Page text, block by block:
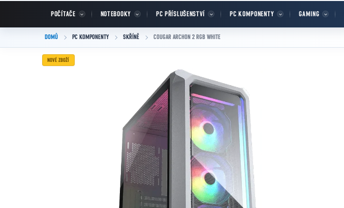
POČÍTAČE NOTEBOOKY PC PŘÍSLUŠENSTVÍ PC KOMPONENTY GAMING
DOMŮ PC KOMPONENTY SKŘÍNĚ COUGAR ARCHON 2 RGB WHITE
NOVÉ ZBOŽÍ